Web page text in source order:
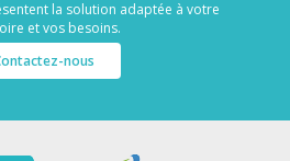
la solution adaptée à votre
et vos besoins.
nous